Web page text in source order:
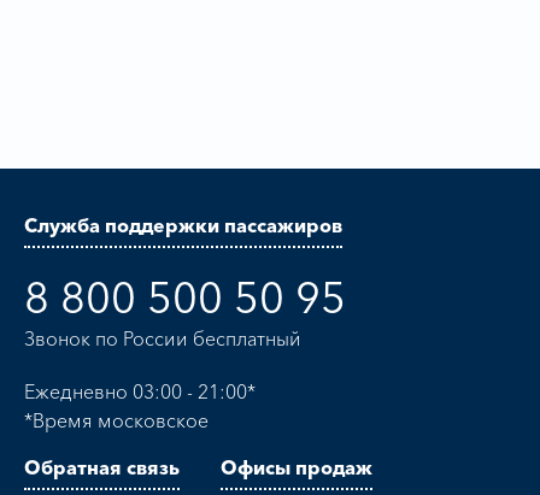
Служба поддержки пассажиров
8 800 500 50 95
Звонок по России бесплатный
Ежедневно 03:00 - 21:00*
*Время московское
Обратная связь
Офисы продаж